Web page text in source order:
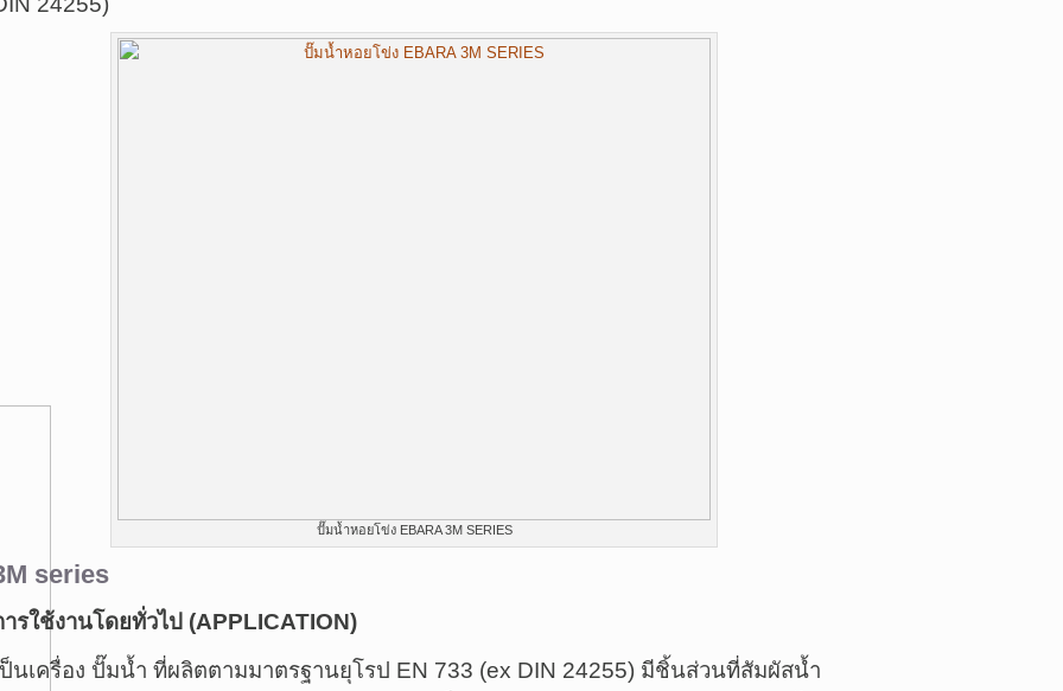
ปั๊มน้ำหอยโข่ง EBARA 3M SERIES
series
ารใช้งานโดยทั่วไป (APPLICATION)
ป็นเครื่อง ปั๊มน้ำ ที่ผลิตตามมาตรฐานยุโรป EN 733 (ex DIN 24255) มีชิ้นส่วนที่สัมผัสน้ำ